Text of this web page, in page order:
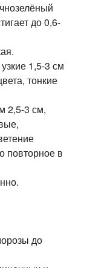
до 0,6-
1,5-3 см
тонкие
2,5-3 см,
повторное в
до